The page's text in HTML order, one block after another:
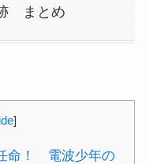
まとめ
]
命！ 電波少年の